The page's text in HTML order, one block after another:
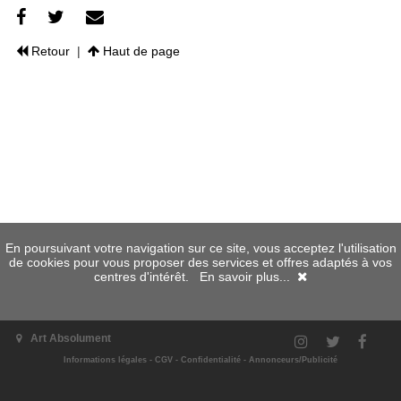
Retour| Haut de page
Art Absolument
Informations légales - CGV - Confidentialité - Annonceurs/Publicité
En poursuivant votre navigation sur ce site, vous acceptez l'utilisation
de cookies pour vous proposer des services et offres adaptés à vos
centres d'intérêt. En savoir plus...